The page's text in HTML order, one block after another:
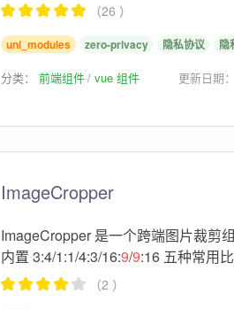
（26 ）
uni_modules zero-privacy 隐私协议 隐
分类： 前端组件 vue 组件 更新日期
ImageCropper
ImageCropper 是一个跨端图片裁剪
内置 3:4/1:1/4:3/16:9/9:16 五种常用
（2 ）